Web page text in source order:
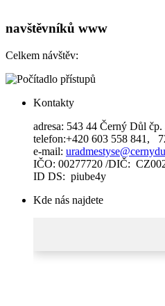
navštěvníků www
Celkem návštěv:
Kontakty
adresa: 543 44 Černý Důl čp.
telefon:+420 603 558 841,
e-mail:
IČO: 00277720 /DIČ:
ID DS: piube4y
Kde nás najdete